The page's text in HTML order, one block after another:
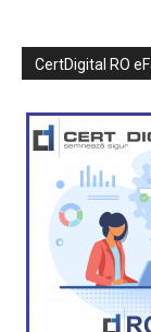
CertDigital RO